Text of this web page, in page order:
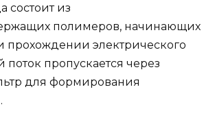
состоит из
полимеров, начинающих
прохождении электрического
поток пропускается через
для формирования